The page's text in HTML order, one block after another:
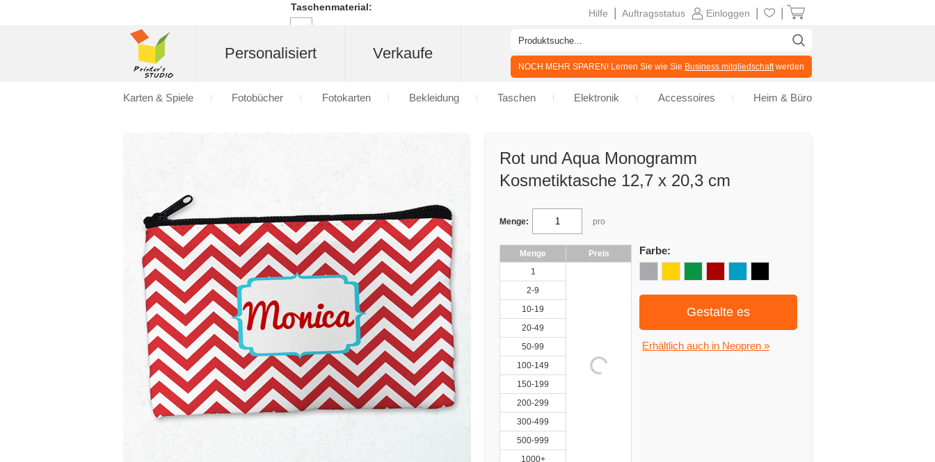
Rot und Aqua Monogramm
Kosmetiktasche 12,7 x 20,3 cm
Menge: pro
Menge
Preis
1
2-9
10-19
20-49
50-99
100-149
150-199
200-299
300-499
500-999
1000+
Farbe:
Taschenmaterial:
Gestalte es
Erhältlich auch in Neopren »
Einloggen
Auftragsstatus
Hilfe
Personalisiert Verkaufe
NOCH MEHR SPAREN! Lernen Sie wie Sie Business mitgliedschaftwerden
Karten & Spiele Fotobücher Fotokarten Bekleidung Taschen Elektronik Accessoires Heim & Büro